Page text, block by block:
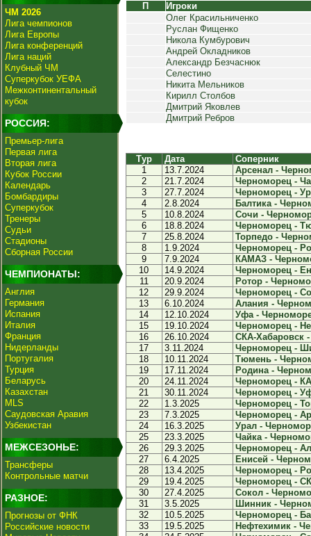
ЧМ 2026
Лига чемпионов
Лига Европы
Лига конференций
Лига наций
Клубный ЧМ
Суперкубок УЕФА
Межконтинентальный
кубок
РОССИЯ:
Премьер-лига
Первая лига
Вторая лига
Кубок России
Календарь
Бомбардиры
Суперкубок
Тренеры
Судьи
Стадионы
Сборная России
ЧЕМПИОНАТЫ:
Англия
Германия
Испания
Италия
Франция
Нидерланды
Португалия
Турция
Беларусь
Казахстан
MLS
Саудовская Аравия
Узбекистан
МЕЖСЕЗОНЬЕ:
Трансферы
Контрольные матчи
РАЗНОЕ:
Прогнозы от ФНК
Российские новости
П
Игроки
Олег Красильниченко
Руслан Фищенко
Никола Кумбурович
Андрей Окладников
Александр Безчаснюк
Селестино
Никита Мельников
Кирилл Столбов
Дмитрий Яковлев
Дмитрий Ребров
Тур Дата
Соперник
1
13.7.2024
Арсенал -
2
21.7.2024
Черноморец -
3
27.7.2024
Черноморец -
4
2.8.2024
Балтика -
5
10.8.2024
Сочи -
6
18.8.2024
Черноморец -
7
25.8.2024
Торпедо -
8
1.9.2024
Черноморец -
9
7.9.2024
КАМАЗ -
10
14.9.2024
Черноморец -
11
20.9.2024
Ротор -
12
29.9.2024
Черноморец -
13
6.10.2024
Алания -
14
12.10.2024
Уфа -
15
19.10.2024
Черноморец -
16
26.10.2024
СКА-Хабаровск
17
3.11.2024
Черноморец -
18
10.11.2024
Тюмень -
19
17.11.2024
Родина -
20
24.11.2024
Черноморец -
21
30.11.2024
Черноморец -
22
1.3.2025
Черноморец -
23
7.3.2025
Черноморец -
24
16.3.2025
Урал -
25
23.3.2025
Чайка -
26
29.3.2025
Черноморец -
27
6.4.2025
Енисей -
28
13.4.2025
Черноморец -
29
19.4.2025
Черноморец -
30
27.4.2025
Сокол -
31
3.5.2025
Шинник -
32
10.5.2025
Черноморец -
33
19.5.2025
Нефтехимик -